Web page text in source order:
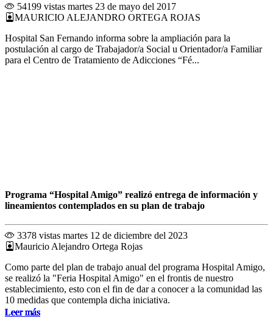
Leer más
Leer más
Leer más
Leer más
Leer más
54199 vistas martes 23 de mayo del 2017
MAURICIO ALEJANDRO ORTEGA ROJAS
Hospital San Fernando informa sobre la ampliación para la
postulación al cargo de Trabajador/a Social u Orientador/a Familiar
para el Centro de Tratamiento de Adicciones “Fé...
Leer más
Programa “Hospital Amigo” realizó entrega de información y
lineamientos contemplados en su plan de trabajo
3378 vistas martes 12 de diciembre del 2023
Mauricio Alejandro Ortega Rojas
Como parte del plan de trabajo anual del programa Hospital Amigo,
se realizó la "Feria Hospital Amigo" en el frontis de nuestro
establecimiento, esto con el fin de dar a conocer a la comunidad las
10 medidas que contempla dicha iniciativa.
Leer más
Leer más
Leer más
Leer más
Leer más
Leer más